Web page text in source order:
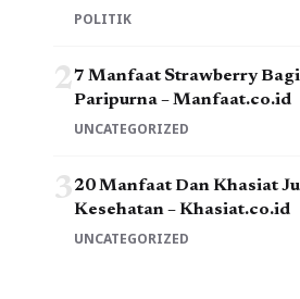
POLITIK
27 Manfaat Strawberry
Paripurna – Manfaat.co.id
UNCATEGORIZED
320 Manfaat Dan Khasiat
Kesehatan – Khasiat.co.id
UNCATEGORIZED